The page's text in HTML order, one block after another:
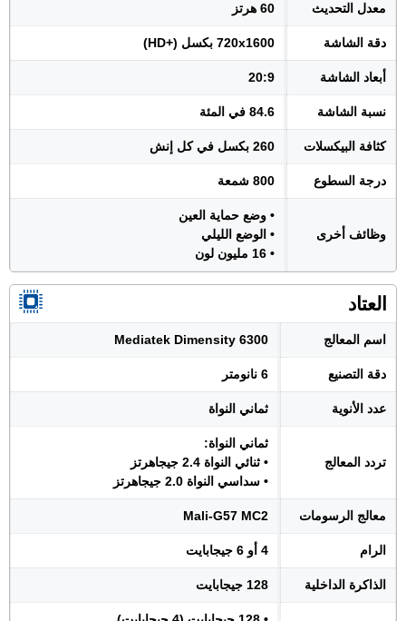
معدل التحديث 60 هرتز
دقة الشاشة 720x1600 بكسل (+HD)
أبعاد الشاشة 20:9
نسبة الشاشة 84.6 في المئة
كثافة البيكسلات 260 بكسل في كل إنش
درجة السطوع 800 شمعة
وظائف أخرى
• وضع حماية العين
• الوضع الليلي
• 16 مليون لون
العتاد
اسم المعالج Mediatek Dimensity 6300
دقة التصنيع 6 نانومتر
عدد الأنوية ثماني النواة
تردد المعالج
ثماني النواة:
• ثنائي النواة 2.4 جيجاهرتز
• سداسي النواة 2.0 جيجاهرتز
معالج الرسومات Mali-G57 MC2
الرام 4 أو 6 جيجابايت
الذاكرة الداخلية 128 جيجابايت